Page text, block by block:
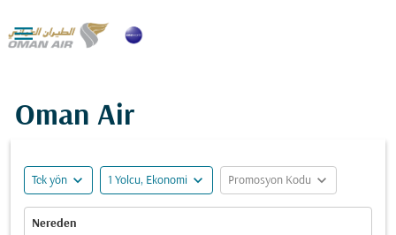

Oman Air
Tek yön expand_more 1 Yolcu, Ekonomi expand_more Promosyon Kodu expand_more
Nereden